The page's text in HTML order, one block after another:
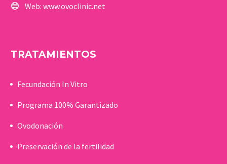
Web: www.ovoclinic.net
TRATAMIENTOS
Fecundación In Vitro
Programa 100% Garantizado
Ovodonación
Preservación de la fertilidad